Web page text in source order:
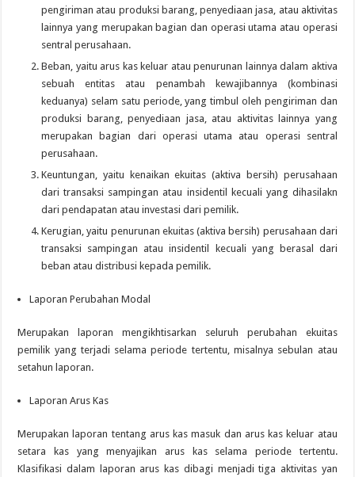
pengiriman atau produksi barang, penyediaan jasa, atau aktivitas
lainnya yang merupakan bagian dan operasi utama atau operasi
sentral perusahaan.
Beban, yaitu arus kas keluar atau penurunan lainnya dalam aktiva
sebuah entitas atau penambah kewajibannya (kombinasi
keduanya) selam satu periode, yang timbul oleh pengiriman dan
produksi barang, penyediaan jasa, atau aktivitas lainnya yang
merupakan bagian dari operasi utama atau operasi sentral
perusahaan.
Keuntungan, yaitu kenaikan ekuitas (aktiva bersih) perusahaan
dari transaksi sampingan atau insidentil kecuali yang dihasilakn
dari pendapatan atau investasi dari pemilik.
Kerugian, yaitu penurunan ekuitas (aktiva bersih) perusahaan dari
transaksi sampingan atau insidentil kecuali yang berasal dari
beban atau distribusi kepada pemilik.
Laporan Perubahan Modal
Merupakan laporan mengikhtisarkan seluruh perubahan ekuitas
pemilik yang terjadi selama periode tertentu, misalnya sebulan atau
setahun laporan.
Laporan Arus Kas
Merupakan laporan tentang arus kas masuk dan arus kas keluar atau
setara kas yang menyajikan arus kas selama periode tertentu.
Klasifikasi dalam laporan arus kas dibagi menjadi tiga aktivitas yan